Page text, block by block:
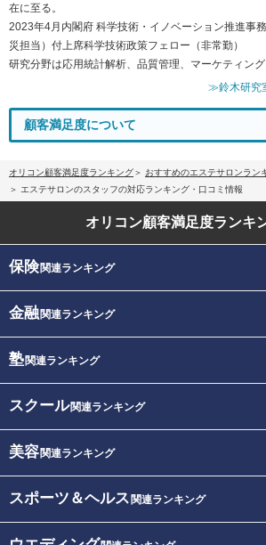
在に至る。
2023年4月内閣府 科学技術・イノベーション推進事
災担当）付上席科学技術政策フェロー（非常勤）
研究分野は応用統計解析、品質管理、マーケティング
≫鈴木研究
顧客満足度について
オリコン顧客満足度ランキング おすすめのエステサロンラン
エステサロンのスタッフの対応ランキング・口コミ情報
オリコン顧客満足度ランキ
保険関連ランキング
金融関連ランキング
塾関連ランキング
スクール関連ランキング
美容関連ランキング
スポーツ＆ヘルス 関連ランキング